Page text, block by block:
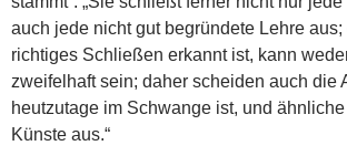
auch jede nicht gut begründete Lehre
richtiges Schließen erkannt ist, kann
zweifelhaft sein; daher scheiden auch die
heutzutage im Schwange ist, und
Künste aus.“